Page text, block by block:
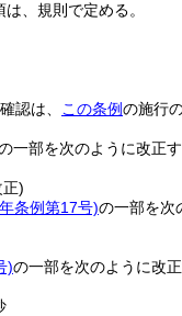
、規則で定める。
認は、 この条例の施行
一部を次のように改正す
)
条例第17号)の一部を次
)の一部を次のように改正